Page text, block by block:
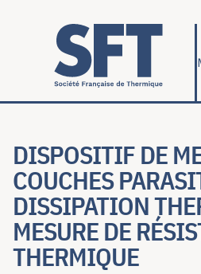
Aller au contenu principal
DISPOSITIF DE
COUCHES
DISSIPATION
MESURE DE
THERMIQUE